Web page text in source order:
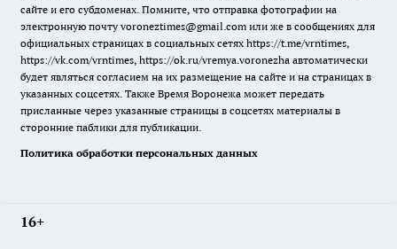
сайте и его субдоменах. Помните, что отправка фотографии на
электронную почту voroneztimes@gmail.com или же в сообщениях для
официальных страницах в социальных сетях https://t.me/vrntimes,
https://vk.com/vrntimes, https://ok.ru/vremya.voronezha автоматически
будет являться согласием на их размещение на сайте и на страницах в
указанных соцсетях. Также Время Воронежа может передать
присланные через указанные страницы в соцсетях материалы в
сторонние паблики для публикации.
Политика обработки персональных данных
16+